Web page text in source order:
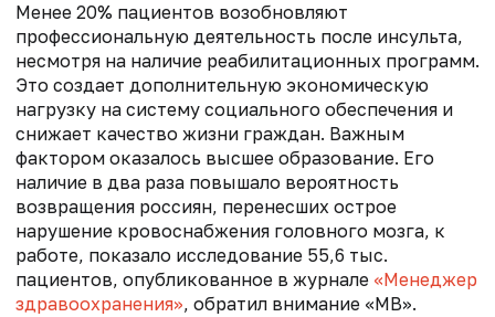
Менее 20% пациентов возобновляют
профессиональную деятельность после инсульта,
несмотря на наличие реабилитационных программ.
Это создает дополнительную экономическую
нагрузку на систему социального обеспечения и
снижает качество жизни граждан. Важным
фактором оказалось высшее образование. Его
наличие в два раза повышало вероятность
возвращения россиян, перенесших острое
нарушение кровоснабжения головного мозга, к
работе, показало исследование 55,6 тыс.
пациентов, опубликованное в журнале «Менеджер
здравоохранения», обратил внимание «МВ».